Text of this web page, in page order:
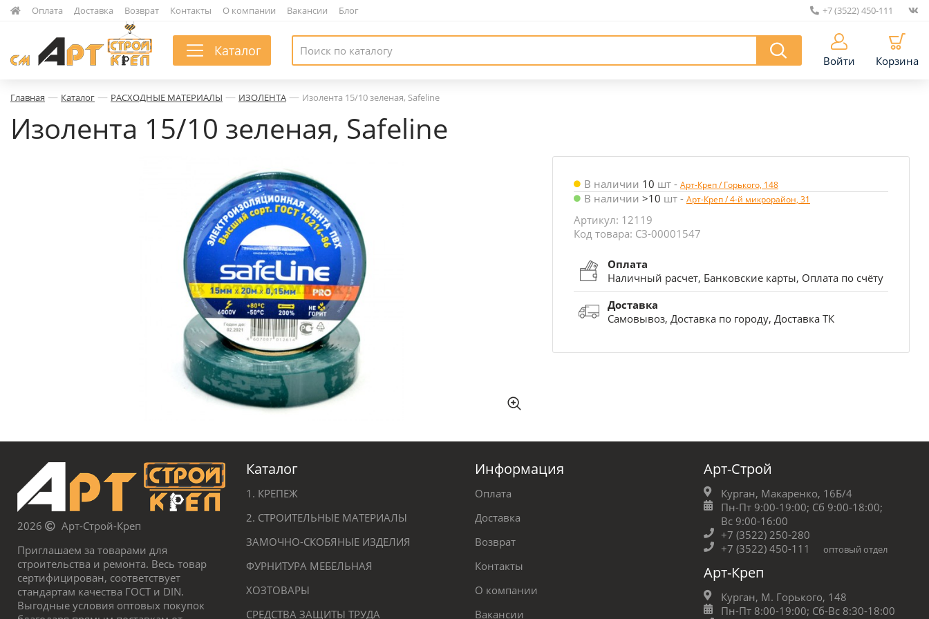
Оплата Доставка Возврат Контакты О компании Вакансии Блог +7 (3522) 450-111
Каталог
Войти Корзина
Главная — Каталог — РАСХОДНЫЕ МАТЕРИАЛЫ — ИЗОЛЕНТА — Изолента 15/10 зеленая, Safeline
Изолента 15/10 зеленая, Safeline
В наличии 10 шт - Арт-Креп / Горького, 148
В наличии >10 шт - Арт-Креп / 4-й микрорайон, 31
Артикул: 12119
Код товара: СЗ-00001547
Оплата
Наличный расчет, Банковские карты, Оплата по счёту
Доставка
Самовывоз, Доставка по городу, Доставка ТК
2026
Арт-Строй-Креп
Приглашаем за товарами для
строительства и ремонта. Весь товар
сертифицирован, соответствует
стандартам качества ГОСТ и DIN.
Выгодные условия оптовых покупок
Каталог
1. КРЕПЕЖ
2. СТРОИТЕЛЬНЫЕ МАТЕРИАЛЫ
ЗАМОЧНО-СКОБЯНЫЕ ИЗДЕЛИЯ
ФУРНИТУРА МЕБЕЛЬНАЯ
ХОЗТОВАРЫ
СРЕДСТВА ЗАЩИТЫ ТРУДА
Информация
Оплата
Доставка
Возврат
Контакты
О компании
Вакансии
Арт-Строй
Курган, Макаренко, 16Б/4
Пн-Пт 9:00-19:00; Сб 9:00-18:00;
Вс 9:00-16:00
+7 (3522) 250-280
+7 (3522) 450-111
оптовый отдел
Арт-Креп
Курган, М. Горького, 148
Пн-Пт 8:00-19:00; Сб-Вс 8:30-18:00